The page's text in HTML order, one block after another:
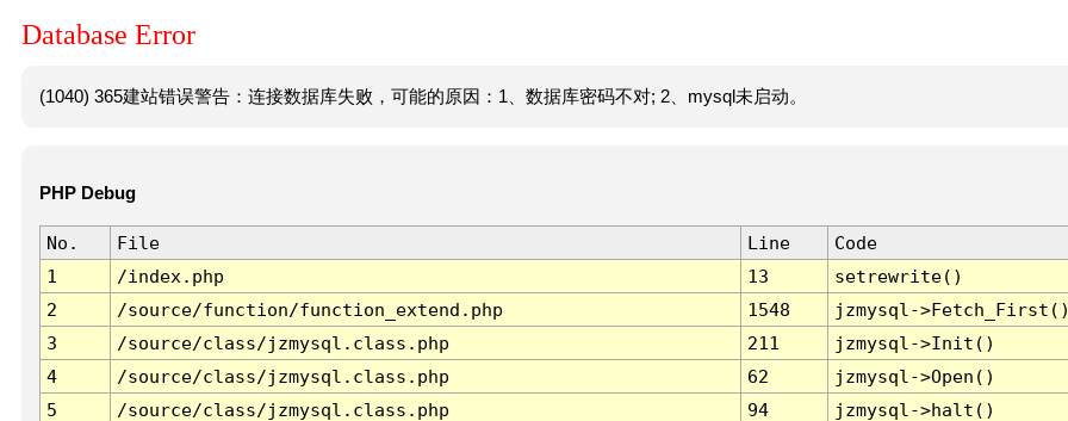
Database Error
(1040) 365建站错误警告：连接数据库失败，可能的原因：1、数据库密码不对; 2、mysql未启动。
PHP Debug
No. File Line
Code
1
/index.php 13
setrewrite()
2
/source/function/function_extend.php 1548
jzmysql-
3
/source/class/jzmysql.class.php 211
jzmysql->Init()
4
/source/class/jzmysql.class.php 62
jzmysql->Open()
5
/source/class/jzmysql.class.php 94
jzmysql->halt()